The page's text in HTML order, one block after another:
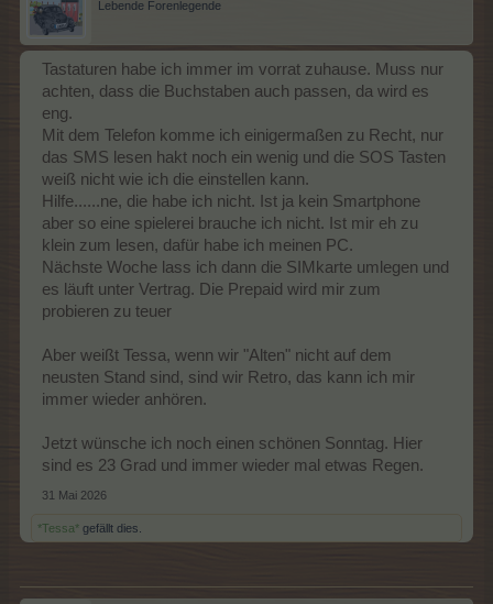
Lebende Forenlegende
Tastaturen habe ich immer im vorrat zuhause. Muss nur
achten, dass die Buchstaben auch passen, da wird es
eng.
Mit dem Telefon komme ich einigermaßen zu Recht, nur
das SMS lesen hakt noch ein wenig und die SOS Tasten
weiß nicht wie ich die einstellen kann.
Hilfe......ne, die habe ich nicht. Ist ja kein Smartphone
aber so eine spielerei brauche ich nicht. Ist mir eh zu
klein zum lesen, dafür habe ich meinen PC.
Nächste Woche lass ich dann die SIMkarte umlegen und
es läuft unter Vertrag. Die Prepaid wird mir zum
probieren zu teuer
Aber weißt Tessa, wenn wir "Alten" nicht auf dem
neusten Stand sind, sind wir Retro, das kann ich mir
immer wieder anhören.
Jetzt wünsche ich noch einen schönen Sonntag. Hier
sind es 23 Grad und immer wieder mal etwas Regen.
31 Mai 2026
*Tessa* gefällt dies.